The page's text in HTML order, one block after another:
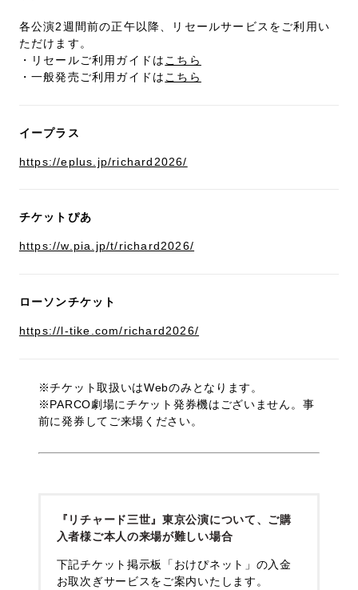
各公演2週間前の正午以降、リセールサービスをご利用い
ただけます。
・リセールご利用ガイドは こちら
・一般発売ご利用ガイドは こちら
イープラス
https://eplus.jp/richard2026/
チケットぴあ
https://w.pia.jp/t/richard2026/
ローソンチケット
https://l-tike.com/richard2026/
※チケット取扱いはWebのみとなります。
※PARCO劇場にチケット発券機はございません。事
前に発券してご来場ください。
『リチャード三世』東京公演について、ご購
入者様ご本人の来場が難しい場合
下記チケット掲示板「おけぴネット」の入金
お取次ぎサービスをご案内いたします。